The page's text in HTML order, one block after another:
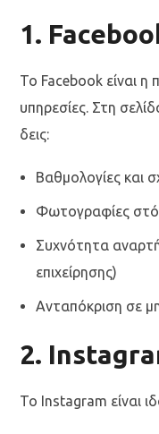
1.
Το Facebook είναι η
υπηρεσίες. Στη
δεις:
Βαθμολογίες και
Φωτογραφίες
Συχνότητα
επιχείρησης)
Ανταπόκριση σε
2.
Το Instagram είναι